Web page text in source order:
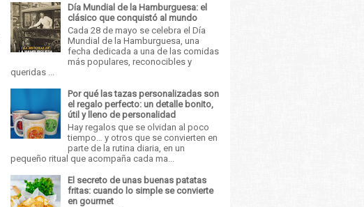
Día Mundial de la Hamburguesa: el
clásico que conquistó al mundo
Cada 28 de mayo se celebra el Día
Mundial de la Hamburguesa, una
fecha dedicada a una de las comidas
más populares, reconocibles y
queridas ...
Por qué las tazas personalizadas son
el regalo perfecto: un detalle bonito,
útil y lleno de personalidad
Hay regalos que se olvidan al poco
tiempo… y otros que se convierten en
parte de la rutina diaria, en un
pequeño ritual que acompaña cada ma...
El secreto de unas buenas patatas
fritas: cuando lo simple se convierte
en gourmet